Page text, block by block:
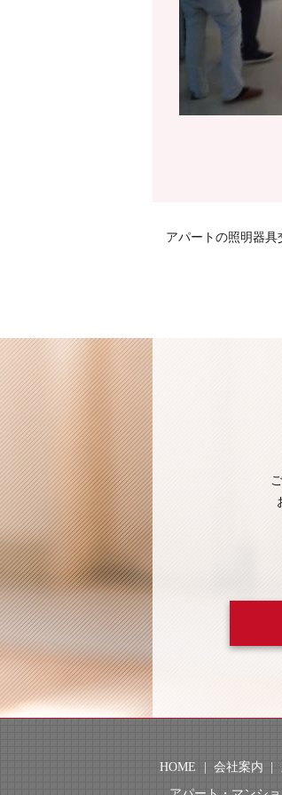
アパートの照明器具
HOME 会社案内